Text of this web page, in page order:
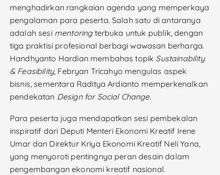
menghadirkan rangkaian agenda yang memperkaya
pengalaman para peserta. Salah satu di antaranya
adalah sesi mentoringterbuka untuk publik, dengan
tiga praktisi profesional berbagi wawasan berharga.
Handhyanto Hardian membahas topik Sustainability
& Feasibility, Febryan Tricahyo mengulas aspek
bisnis, sementara Raditya Ardianto memperkenalkan
pendekatan Design for Social Change.
Para peserta juga mendapatkan sesi pembekalan
inspiratif dari Deputi Menteri Ekonomi Kreatif Irene
Umar dan Direktur Kriya Ekonomi Kreatif Neli Yana,
yang menyoroti pentingnya peran desain dalam
pengembangan ekonomi kreatif nasional.